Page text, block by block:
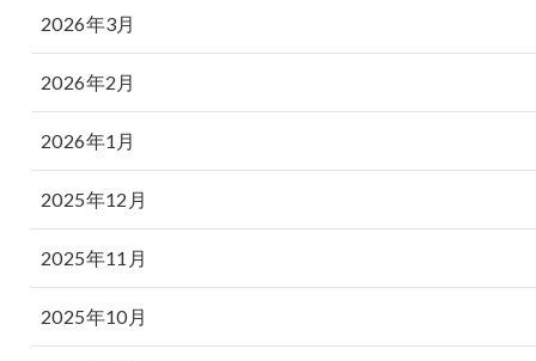
2026年3月
2026年2月
2026年1月
2025年12月
2025年11月
2025年10月